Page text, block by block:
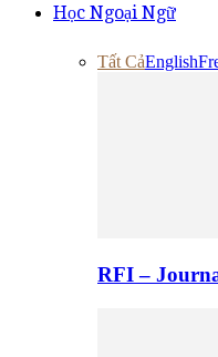
Học Ngoại Ngữ
Tất CảEnglish
RFI –